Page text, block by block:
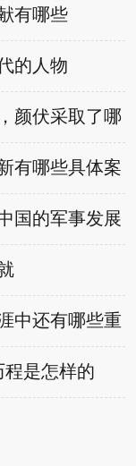
有哪些
的人物
颜伏采取了哪
有哪些具体案
国的军事发展
中还有哪些重
程是怎样的